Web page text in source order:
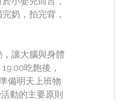
奶，拍完背，
讓大腦與身體
吃飽後，
備明天上班物
動的主要原則